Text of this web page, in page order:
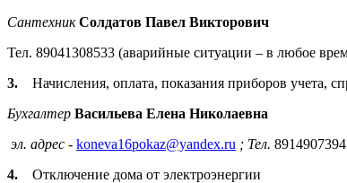
Сантехник Солдатов Павел Викторович
Тел. 89041308533 (аварийные ситуации – в любое
3. Начисления, оплата, показания приборов учета,
Бухгалтер Васильева Елена Николаевна
эл. адрес - koneva16pokaz@yandex.ru ; Тел.
4. Отключение дома от электроэнергии